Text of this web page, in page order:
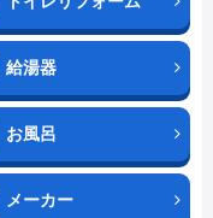
給湯器
お風呂
メーカー